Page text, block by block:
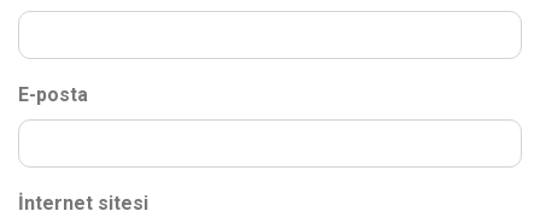
E-posta
İnternet sitesi